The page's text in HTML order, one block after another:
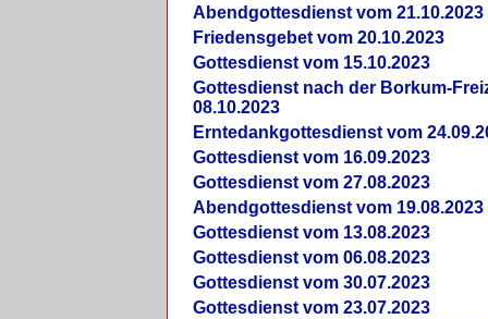
Abendgottesdienst vom 21.10.2023
Friedensgebet vom 20.10.2023
Gottesdienst vom 15.10.2023
Gottesdienst nach der Borkum-
08.10.2023
Erntedankgottesdienst vom
Gottesdienst vom 16.09.2023
Gottesdienst vom 27.08.2023
Abendgottesdienst vom 19.08.2023
Gottesdienst vom 13.08.2023
Gottesdienst vom 06.08.2023
Gottesdienst vom 30.07.2023
Gottesdienst vom 23.07.2023